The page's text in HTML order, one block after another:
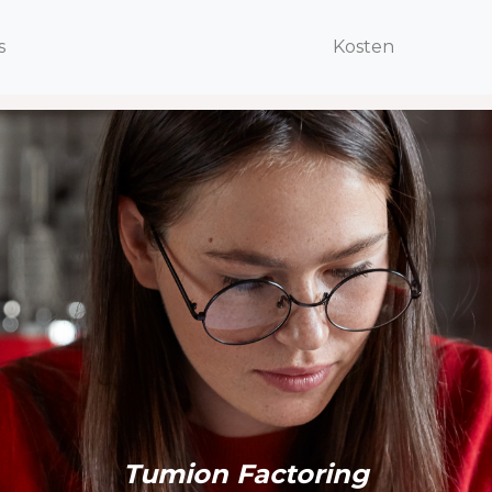
Kosten
Kosten
Tumion Factoring